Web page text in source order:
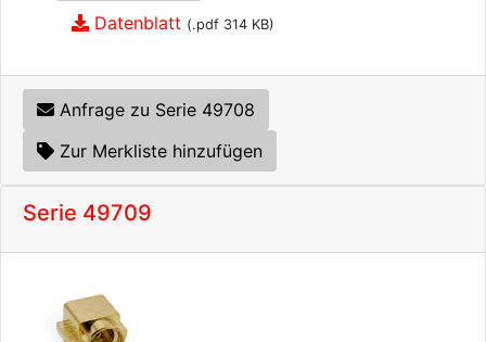
Datenblatt (.pdf 314 KB)
Anfrage zu Serie 49708
Zur Merkliste hinzufügen
Serie 49709